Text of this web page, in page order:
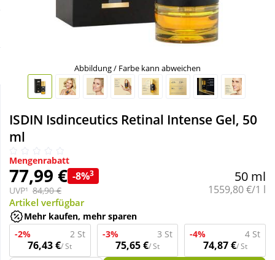
Täglich gut versorgt
Mutter & Kind
Nahrungsergänzung
Sanitätshaus
Sport & Fitness
Tierbedarf
Wellness
Abbildung / Farbe kann abweichen
ISDIN Isdinceutics Retinal Intense Gel, 50
ml
Mengenrabatt
77,99 € -8%3
UVP¹ 84,90 €
50 ml
Grundpreis:
1559,80 €/1 l
Artikel verfügbar
Mehr kaufen, mehr sparen
-2%
2 St
76,43 €/ St
-3% 3 St
75,65 €/ St
-4% 4 St
74,87 €/ St